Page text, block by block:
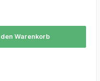
den Warenkorb